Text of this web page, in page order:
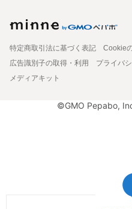
特定商取引法に基づく表記
Cookie
広告識別子の取得・利用
プライバ
メディアキット
©GMO Pepabo,